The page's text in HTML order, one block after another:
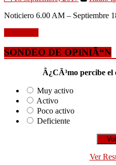
Noticiero 6.00 AM – Septiembre
SONDEO DE OPINIÃ“N
Â¿CÃ³mo percibe el
Muy activo
Activo
Poco activo
Deficiente
Ver